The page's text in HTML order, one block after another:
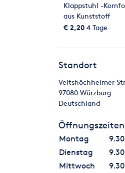
Klappstuhl -
aus Kunststoff
€ 2,20 4 Tage
Standort
Veitshöchheimer
97080 Würzburg
Deutschland
Öffnungszeiten
Montag
Dienstag
Mittwoch